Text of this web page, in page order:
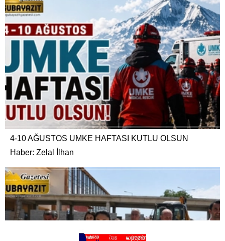
4-10 AĞUSTOS UMKE HAFTASI KUTLU OLSUN
Haber: Zelal İlhan